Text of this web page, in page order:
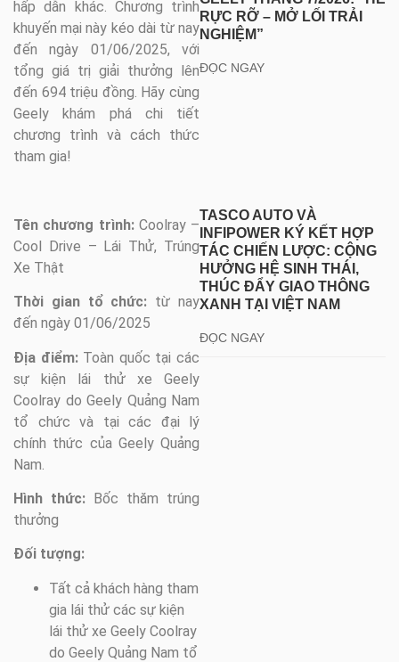
hấp dẫn khác. Chương trình
khuyến mại này kéo dài từ nay
đến ngày 01/06/2025, với
tổng giá trị giải thưởng lên
đến 694 triệu đồng. Hãy cùng
Geely khám phá chi tiết
chương trình và cách thức
tham gia!
Tên chương trình:Coolray –
Cool Drive – Lái Thử, Trúng
Xe Thật
Thời gian tổ chức: từ nay
đến ngày 01/06/2025
Địa điểm:Toàn quốc tại các
sự kiện lái thử xe Geely
Coolray do Geely Quảng Nam
tổ chức và tại các đại lý
chính thức của Geely Quảng
Nam.
Hình thức: Bốc thăm trúng
thưởng
Đối tượng:
Tất cả khách hàng tham
gia lái thử các sự kiện
lái thử xe Geely Coolray
do Geely Quảng Nam tổ
RỰC RỠ – MỞ LỐI TRẢI
NGHIỆM”
ĐỌC NGAY
TASCO AUTO VÀ
INFIPOWER KÝ KẾT HỢP
TÁC CHIẾN LƯỢC: CỘNG
HƯỞNG HỆ SINH THÁI,
THÚC ĐẨY GIAO THÔNG
XANH TẠI VIỆT NAM
ĐỌC NGAY